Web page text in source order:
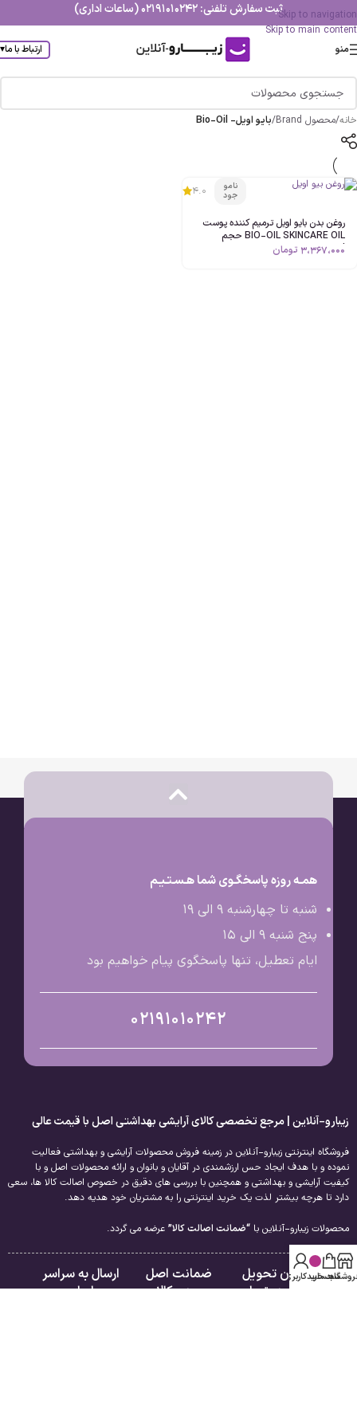
Skip to navigation
Skip to main content
ثبت سفارش تلفنی: 02191010242 (ساعات اداری)
منو ارتباط با ما▾
خانه/محصول Brand /بایو اویل- Bio-Oil
نامو
جود
4.0
روغن بدن بایو اویل ترمیم کننده پوست
BIO-OIL SKINCARE OIL حجم
125ml اصل
3،367،000 تومان
همـه روزه پاسخگـوی شما هـسـتـیـم
شنبه تا چهارشنبه 9 الی ۱۹
پنج شنبه 9 الی ۱۵
ایام تعطیل، تنها پاسخگوی پیام خواهیم بود
02191010242
زیبارو-آنلاین | مرجع تخصصی کالای آرایشی بهداشتی اصل با قیمت عالی
فروشگاه اینترنتی زیبارو-آنلاین در زمینه فروش محصولات آرایشی و بهداشتی فعالیت
نموده و با هدف ایجاد حس ارزشمندی در آقایان و بانوان و ارائه محصولات اصل و با
کیفیت آرایشی و بهداشتی و همچنین با بررسی های دقیق در خصوص اصالت کالا ها، سعی
دارد تا هرچه بیشتر لذت یک خرید اینترنتی را به مشتریان خود هدیه دهد.
محصولات زیبارو-آنلاین با “ضمانت اصالت کالا” عرضه می گردد.
امکان تحویل
فوری در تهران
ضمانت اصل
بودن کالا
ارسال به سراسر
ایران
سبد خرید
حساب کاربری من